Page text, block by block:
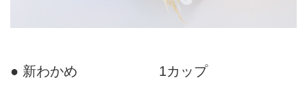
● 新わかめ 1カップ